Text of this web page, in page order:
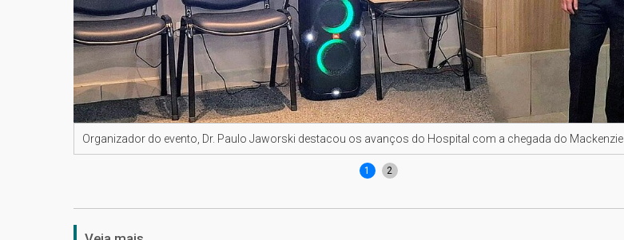
Organizador do evento, Dr. Paulo Jaworski destacou os avanços do Hospital com a chegada do Mackenzie
1 2